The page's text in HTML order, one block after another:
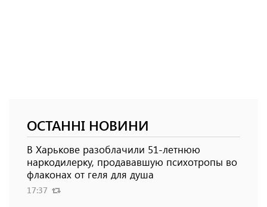
ОСТАННІ НОВИНИ
В Харькове разоблачили 51-летнюю
наркодилерку, продававшую психотропы во
флаконах от геля для душа
17:37